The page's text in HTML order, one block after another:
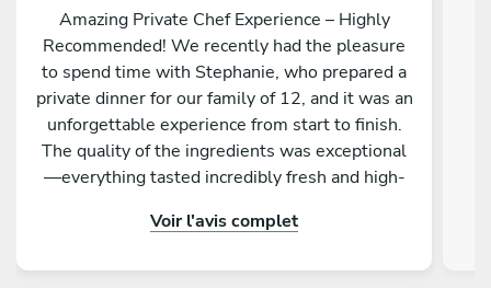
Amazing Private Chef Experience – Highly
Recommended! We recently had the pleasure
to spend time with Stephanie, who prepared a
private dinner for our family of 12, and it was an
unforgettable experience from start to finish.
The quality of the ingredients was exceptional
—everything tasted incredibly fresh and high-
mussels and the lamb were true standouts. We
Voir l'avis complet